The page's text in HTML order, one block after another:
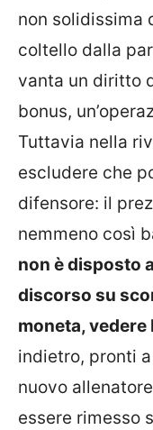
non solidissima
coltello dalla
vanta un diritto
bonus,
Tuttavia nella
escludere che
difensore: il
nemmeno così
non è disposto
discorso su
moneta, vedere
indietro, pronti
nuovo
essere rimesso